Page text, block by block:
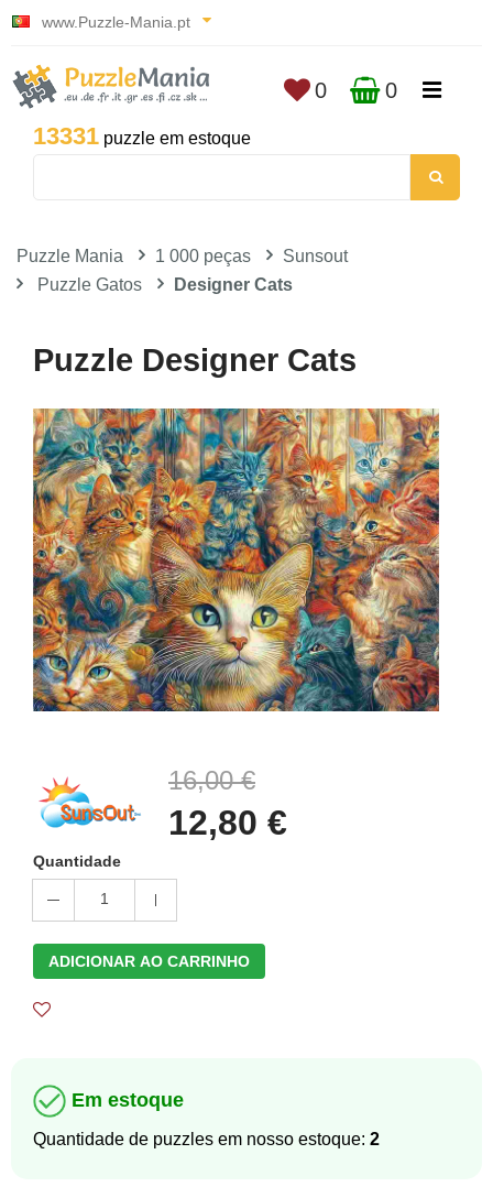
www.Puzzle-Mania.pt
13331 puzzle em estoque
0 0
Puzzle Mania 1 000 peças
Sunsout
Puzzle Gatos
Designer Cats
Puzzle Designer Cats
16,00 €
12,80 €
Quantidade
1
ADICIONAR AO CARRINHO
Em estoque
Quantidade de puzzles em nosso estoque: 2